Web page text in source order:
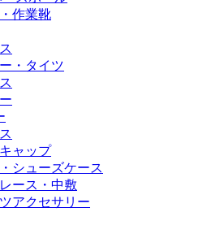
作業靴
・タイツ
ャップ
シューズケース
ース・中敷
アクセサリー